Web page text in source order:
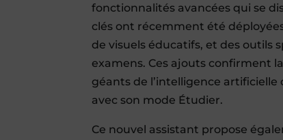
fonctionnalités avancées qui se
clés ont récemment été
de visuels éducatifs, et des outils
examens. Ces ajouts confirment
géants de l’intelligence
avec son mode Étudier.
Ce nouvel assistant propose